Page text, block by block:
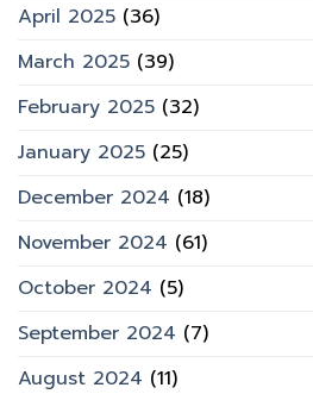
April 2025 (36)
March 2025 (39)
February 2025 (32)
January 2025 (25)
December 2024 (18)
November 2024 (61)
October 2024 (5)
September 2024 (7)
August 2024 (11)